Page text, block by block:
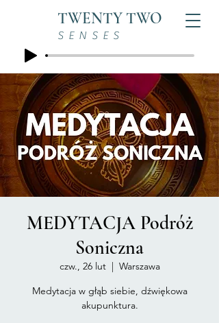
TWENTY TWO
SENSES
MEDYTACJA Podróż
Soniczna
czw., 26 lut
  |
Warszawa
Medytacja w głąb siebie, dźwiękowa
akupunktura.